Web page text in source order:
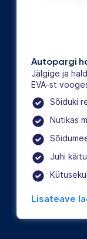
Autopargi
Jälgige ja
EVA-st
Sõiduki
Nutikas
Juhi
Lisateave